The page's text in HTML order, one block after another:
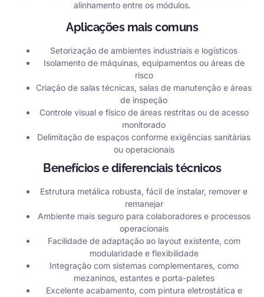
alinhamento entre os módulos.
Aplicações mais comuns
Setorização de ambientes industriais e logísticos
Isolamento de máquinas, equipamentos ou áreas de
risco
Criação de salas técnicas, salas de manutenção e áreas
de inspeção
Controle visual e físico de áreas restritas ou de acesso
monitorado
Delimitação de espaços conforme exigências sanitárias
ou operacionais
Benefícios e diferenciais técnicos
Estrutura metálica robusta, fácil de instalar, remover e
remanejar
Ambiente mais seguro para colaboradores e processos
operacionais
Facilidade de adaptação ao layout existente, com
modularidade e flexibilidade
Integração com sistemas complementares, como
mezaninos, estantes e porta-paletes
Excelente acabamento, com pintura eletrostática e